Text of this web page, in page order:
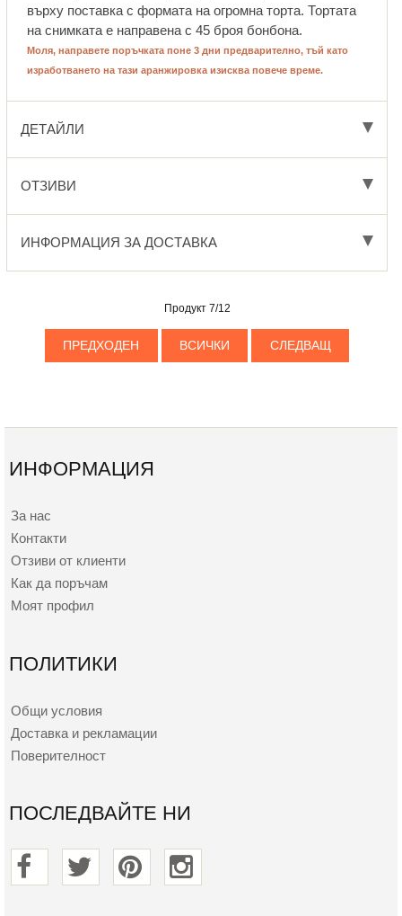
върху поставка с формата на огромна торта. Тортата
на снимката е направена с 45 броя бонбона.
Моля, направете поръчката поне 3 дни предварително, тъй като
изработването на тази аранжировка изисква повече време.
ДЕТАЙЛИ
ОТЗИВИ
ИНФОРМАЦИЯ ЗА ДОСТАВКА
Продукт 7/12
ПРЕДХОДЕН ВСИЧКИ СЛЕДВАЩ
ИНФОРМАЦИЯ
За нас
Контакти
Отзиви от клиенти
Как да поръчам
Моят профил
ПОЛИТИКИ
Общи условия
Доставка и рекламации
Поверителност
ПОСЛЕДВАЙТЕ НИ